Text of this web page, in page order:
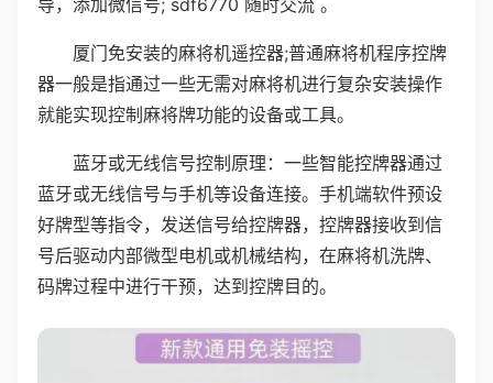
导，添加微信号; sdf6770 随时交流 。
厦门免安装的麻将机遥控器;普通麻将机程序控牌
器一般是指通过一些无需对麻将机进行复杂安装操作
就能实现控制麻将牌功能的设备或工具。
蓝牙或无线信号控制原理：一些智能控牌器通过
蓝牙或无线信号与手机等设备连接。手机端软件预设
好牌型等指令，发送信号给控牌器，控牌器接收到信
号后驱动内部微型电机或机械结构，在麻将机洗牌、
码牌过程中进行干预，达到控牌目的。